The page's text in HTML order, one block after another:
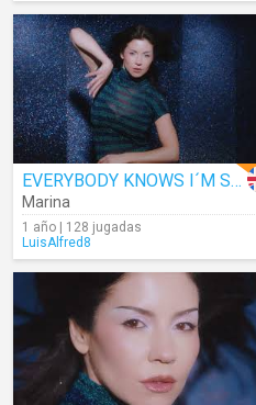
EVERYBODY KNOWS I´M SAD (Visualizer)
Marina
1 año | 128 jugadas
LuisAlfred8